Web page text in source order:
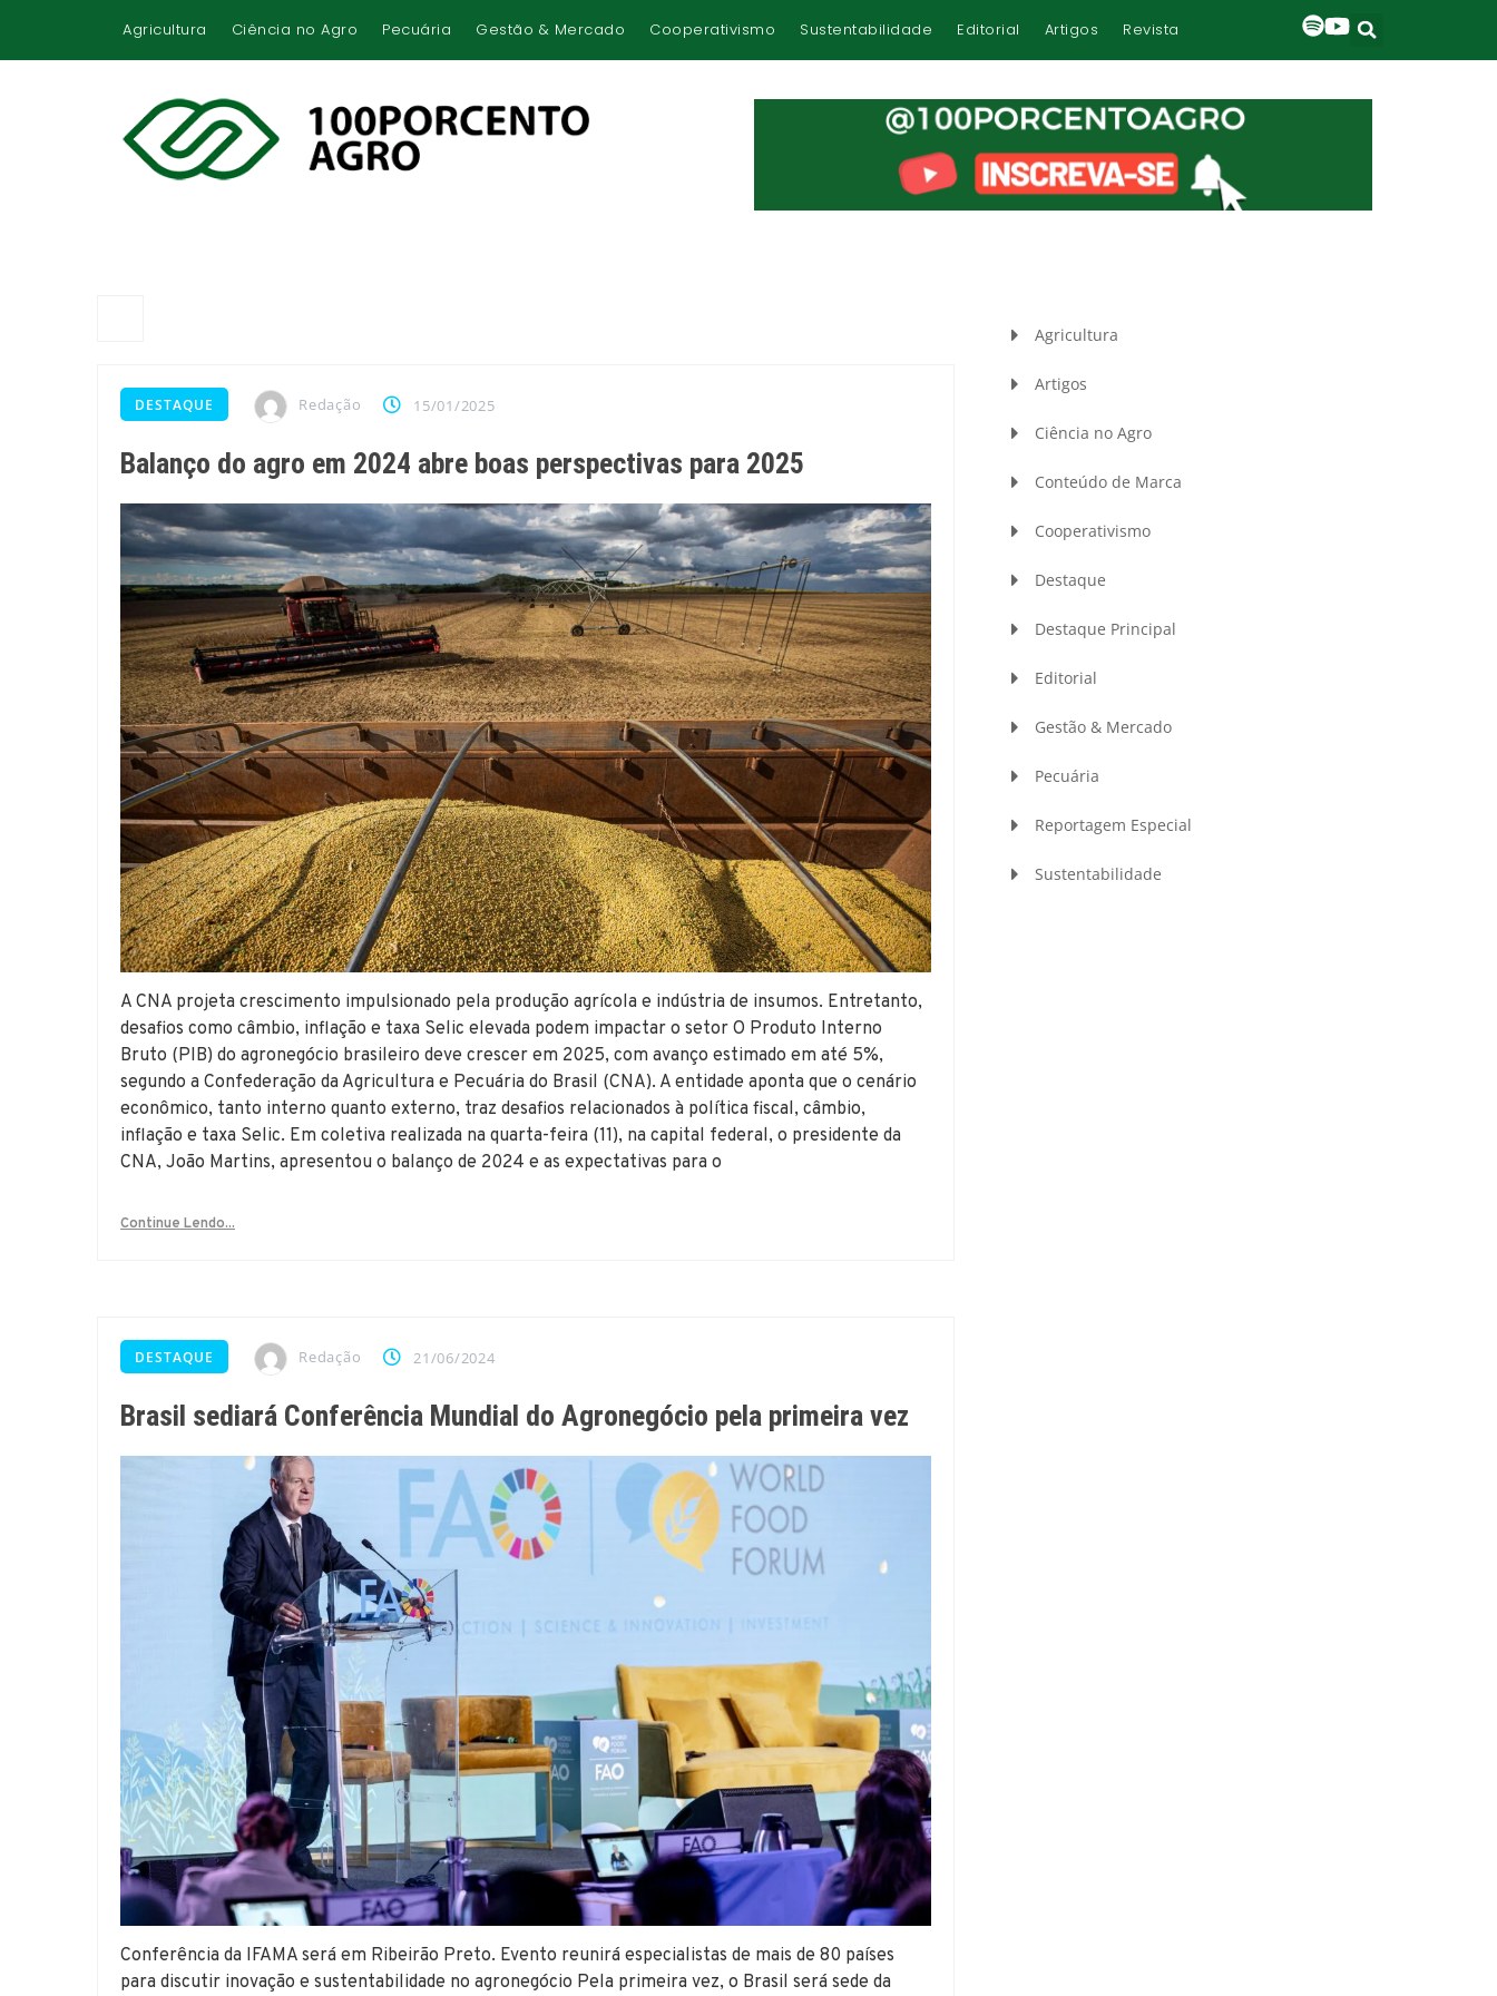
Agricultura Ciência no Agro Pecuária Gestão & Mercado Cooperativismo Sustentabilidade Editorial Artigos Revista
DESTAQUE Redação 15/01/2025
Balanço do agro em 2024 abre boas perspectivas para 2025
A CNA projeta crescimento impulsionado pela produção agrícola e indústria de insumos. Entretanto,
desafios como câmbio, inflação e taxa Selic elevada podem impactar o setor O Produto Interno
Bruto (PIB) do agronegócio brasileiro deve crescer em 2025, com avanço estimado em até 5%,
segundo a Confederação da Agricultura e Pecuária do Brasil (CNA). A entidade aponta que o cenário
econômico, tanto interno quanto externo, traz desafios relacionados à política fiscal, câmbio,
inflação e taxa Selic. Em coletiva realizada na quarta-feira (11), na capital federal, o presidente da
CNA, João Martins, apresentou o balanço de 2024 e as expectativas para o
Continue Lendo...
DESTAQUE Redação 21/06/2024
Brasil sediará Conferência Mundial do Agronegócio pela primeira vez
Conferência da IFAMA será em Ribeirão Preto. Evento reunirá especialistas de mais de 80 países
para discutir inovação e sustentabilidade no agronegócio Pela primeira vez, o Brasil será sede da
Agricultura
Artigos
Ciência no Agro
Conteúdo de Marca
Cooperativismo
Destaque
Destaque Principal
Editorial
Gestão & Mercado
Pecuária
Reportagem Especial
Sustentabilidade